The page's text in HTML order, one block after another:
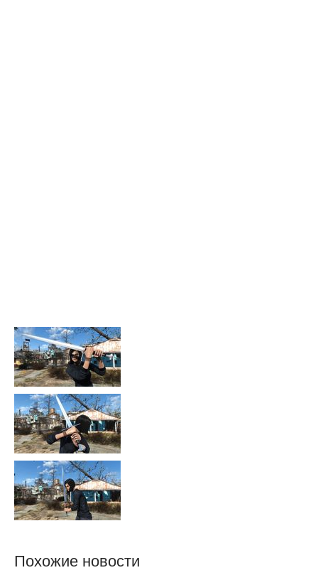
Похожие новости